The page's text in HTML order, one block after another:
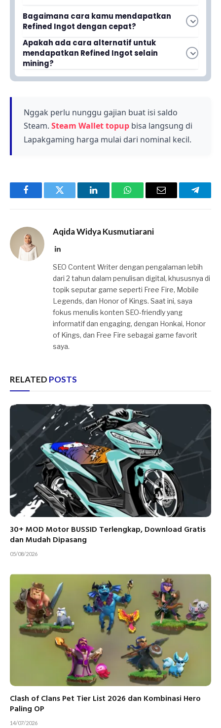
Baca juga 10 Pilihan Game Naruto
Android Terbaik 2024, Ada yang Bisa
Offline!
Refined Ingot adalah material penting di
peralatan. Material ini sangat dibutuhkan untuk
kemajuan karakter kamu dalam permainan.
Bagaimana cara kamu mendapatkan
Refined Ingot dengan cepat?
Kamu bisa mendapatkan Refined Ingot melalui
proses mining di lokasi-lokasi tertentu atau
dengan melebur ore menggunakan furnace.
Pastikan kamu memiliki pickaxe yang tepat
Apakah ada cara alternatif untuk
mendapatkan Refined Ingot selain
mining?
Ya, kamu juga bisa membeli Refined Ingot dari
Beberapa quest juga memberikan reward
berupa Refined Ingot ketika kamu
Nggak perlu nunggu gajian buat isi saldo
Steam. Steam Wallet topup bisa langsung di
Lapakgaming harga mulai dari nominal kecil.
FacebookTwitter LinkedInWhatsAppEmail
Aqida Widya Kusmutiarani
LinkedIn
SEO Content Writer dengan pengalaman lebih
dari 2 tahun dalam penulisan digital, khususnya di
topik seputar game seperti Free Fire, Mobile
Legends, dan Honor of Kings. Saat ini, saya
fokus menulis konten SEO-friendly yang
informatif dan engaging, dengan Honkai, Honor
of Kings, dan Free Fire sebagai game favorit
saya.
RELATED POSTS
30+ MOD Motor BUSSID Terlengkap, Download Gratis
dan Mudah Dipasang
05/08/2026
Clash of Clans Pet Tier List 2026 dan Kombinasi Hero
Paling OP
14/07/2026